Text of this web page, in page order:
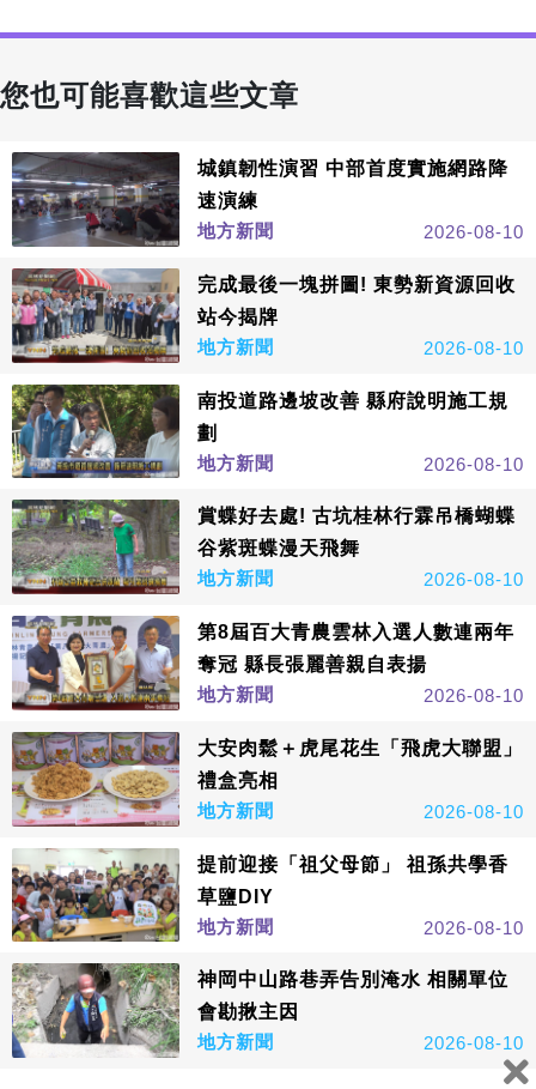
您也可能喜歡這些文章
城鎮韌性演習 中部首度實施網路降
速演練
地方新聞
2026-08-10
完成最後一塊拼圖! 東勢新資源回收
站今揭牌
地方新聞
2026-08-10
南投道路邊坡改善 縣府說明施工規
劃
地方新聞
2026-08-10
賞蝶好去處! 古坑桂林行霖吊橋蝴蝶
谷紫斑蝶漫天飛舞
地方新聞
2026-08-10
第8屆百大青農雲林入選人數連兩年
奪冠 縣長張麗善親自表揚
地方新聞
2026-08-10
大安肉鬆＋虎尾花生「飛虎大聯盟」
禮盒亮相
地方新聞
2026-08-10
提前迎接「祖父母節」 祖孫共學香
草鹽DIY
地方新聞
2026-08-10
神岡中山路巷弄告別淹水 相關單位
會勘揪主因
地方新聞
2026-08-10